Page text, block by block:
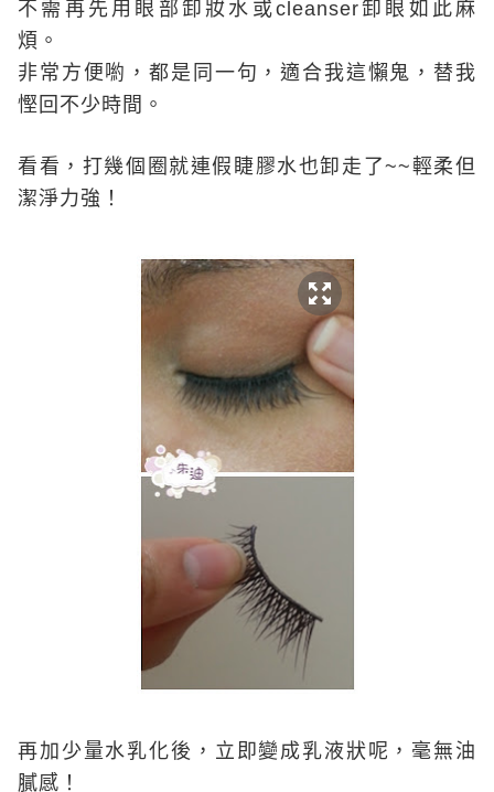
不需再先用眼部卸妝水或cleanser卸眼如此麻
煩。
非常方便喲，都是同一句，適合我這懶鬼，替我
慳回不少時間。
看看，打幾個圈就連假睫膠水也卸走了~~輕柔但
潔淨力強！
再加少量水乳化後，立即變成乳液狀呢，毫無油
膩感！